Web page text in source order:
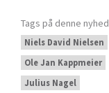
Tags på denne nyhed
Niels David Nielsen
Ole Jan Kappmeier
Julius Nagel